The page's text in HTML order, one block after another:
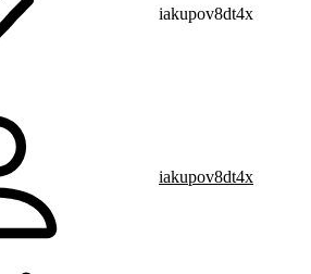
iakupov8dt4x
iakupov8dt4x